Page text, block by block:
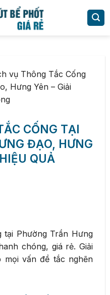
vụ Thông Tắc Cống
Hưng Yên – Giải
CỐNG TẠI
ĐẠO, HƯNG
QUẢ
tại Phường Trần Hưng
chóng, giá rẻ. Giải
mọi vấn đề tắc nghẽn